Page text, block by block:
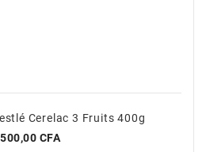
Cerelac 3 Fruits 400g
CFA